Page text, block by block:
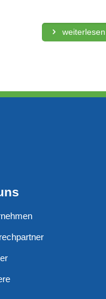
weiterlesen